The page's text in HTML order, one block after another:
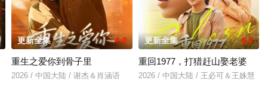
更新全集 4.0
重生之爱你到骨子里
2026 / 中国大陆 / 谢杰＆肖涵语
更新全集 8.0
重回1977，打猎赶山娶老婆
2026 / 中国大陆 / 王必可＆王姝慧